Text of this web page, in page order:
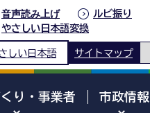
音声読み上げ
ルビ振り
やさしい日本語変換
しい日本語 サイトマップ
り・事業者 市政情報